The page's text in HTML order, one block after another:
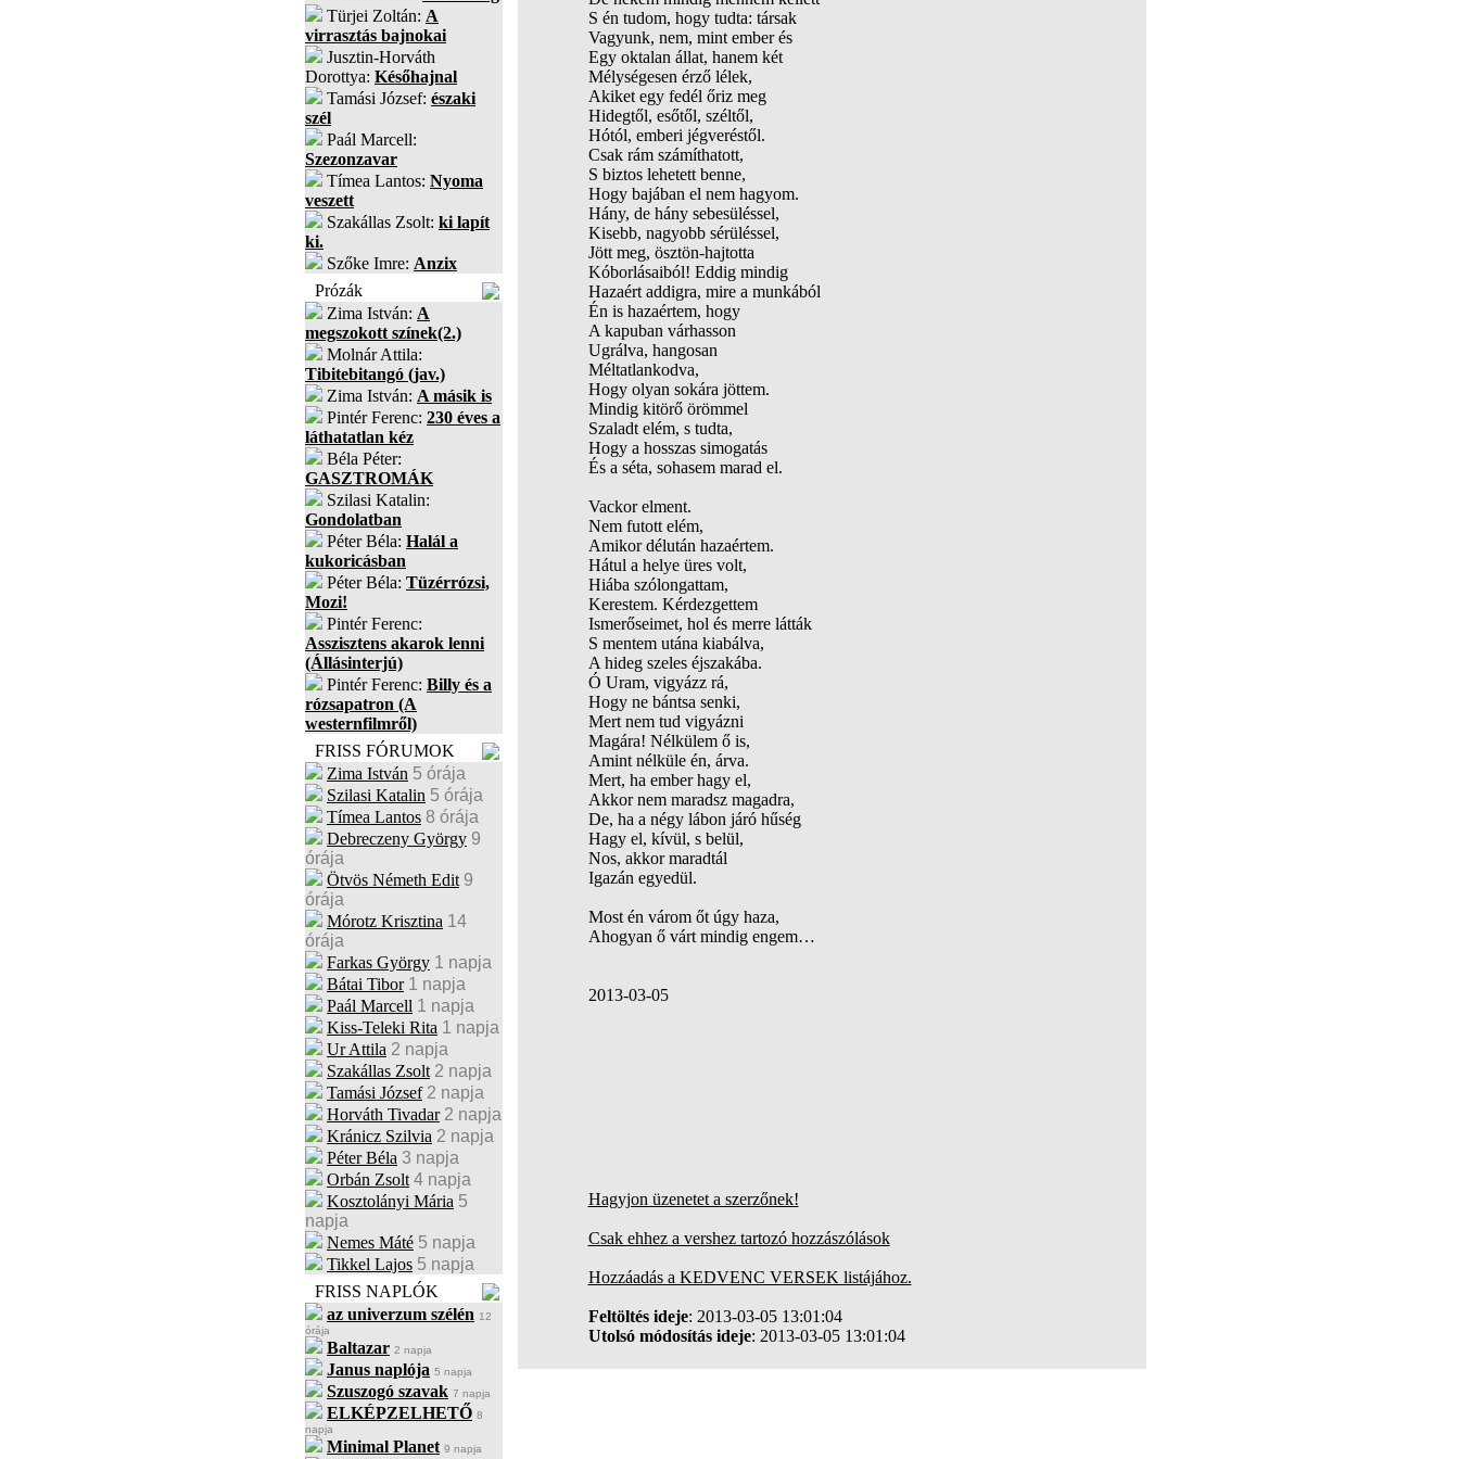
Türjei Zoltán: A
virrasztás bajnokai
Jusztin-Horváth
Dorottya: Későhajnal
Tamási József: északi
szél
Paál Marcell:
Szezonzavar
Tímea Lantos: Nyoma
veszett
Szakállas Zsolt: ki lapít
ki.
Szőke Imre: Anzix
Prózák
Zima István: A
megszokott színek(2.)
Molnár Attila:
Tibitebitangó (jav.)
Zima István: A másik is
Pintér Ferenc: 230 éves a
láthatatlan kéz
Béla Péter:
GASZTROMÁK
Szilasi Katalin:
Gondolatban
Péter Béla: Halál a
kukoricásban
Péter Béla: Tüzérrózsi,
Mozi!
Pintér Ferenc:
Asszisztens akarok lenni
(Állásinterjú)
Pintér Ferenc: Billy és a
rózsapatron (A
westernfilmről)
FRISS FÓRUMOK
Zima István 5 órája
Szilasi Katalin 5 órája
Tímea Lantos 8 órája
Debreczeny György 9
órája
Ötvös Németh Edit 9
órája
Mórotz Krisztina 14
órája
Farkas György 1 napja
Bátai Tibor 1 napja
Paál Marcell 1 napja
Kiss-Teleki Rita 1 napja
Ur Attila 2 napja
Szakállas Zsolt 2 napja
Tamási József 2 napja
Horváth Tivadar 2 napja
Kránicz Szilvia 2 napja
Péter Béla 3 napja
Orbán Zsolt 4 napja
Kosztolányi Mária 5
napja
Nemes Máté 5 napja
Tikkel Lajos 5 napja
FRISS NAPLÓK
az univerzum szélén 12
órája
Baltazar 2 napja
Janus naplója 5 napja
Szuszogó szavak 7 napja
ELKÉPZELHETŐ 8
napja
Minimal Planet 9 napja
S én tudom, hogy tudta: társak
Vagyunk, nem, mint ember és
Egy oktalan állat, hanem két
Mélységesen érző lélek,
Akiket egy fedél őriz meg
Hidegtől, esőtől, széltől,
Hótól, emberi jégveréstől.
Csak rám számíthatott,
S biztos lehetett benne,
Hogy bajában el nem hagyom.
Hány, de hány sebesüléssel,
Kisebb, nagyobb sérüléssel,
Jött meg, ösztön-hajtotta
Kóborlásaiból! Eddig mindig
Hazaért addigra, mire a munkából
Én is hazaértem, hogy
A kapuban várhasson
Ugrálva, hangosan
Méltatlankodva,
Hogy olyan sokára jöttem.
Mindig kitörő örömmel
Szaladt elém, s tudta,
Hogy a hosszas simogatás
És a séta, sohasem marad el.
Vackor elment.
Nem futott elém,
Amikor délután hazaértem.
Hátul a helye üres volt,
Hiába szólongattam,
Kerestem. Kérdezgettem
Ismerőseimet, hol és merre látták
S mentem utána kiabálva,
A hideg szeles éjszakába.
Ó Uram, vigyázz rá,
Hogy ne bántsa senki,
Mert nem tud vigyázni
Magára! Nélkülem ő is,
Amint nélküle én, árva.
Mert, ha ember hagy el,
Akkor nem maradsz magadra,
De, ha a négy lábon járó hűség
Hagy el, kívül, s belül,
Nos, akkor maradtál
Igazán egyedül.
Most én várom őt úgy haza,
Ahogyan ő várt mindig engem…
2013-03-05
Hagyjon üzenetet a szerzőnek!
Csak ehhez a vershez tartozó hozzászólások
Hozzáadás a KEDVENC VERSEK listájához.
Feltöltés ideje: 2013-03-05 13:01:04
Utolsó módosítás ideje: 2013-03-05 13:01:04